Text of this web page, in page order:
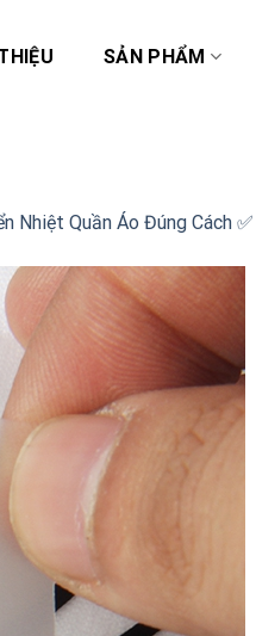
SẢN PHẨM
Nhiệt Quần Áo Đúng Cách ✅